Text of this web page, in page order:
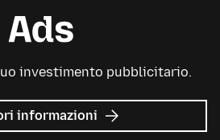
investimento pubblicitario.
informazioni su
Mozilla